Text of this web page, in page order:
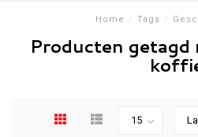
Home / Tags /
Producten getagd